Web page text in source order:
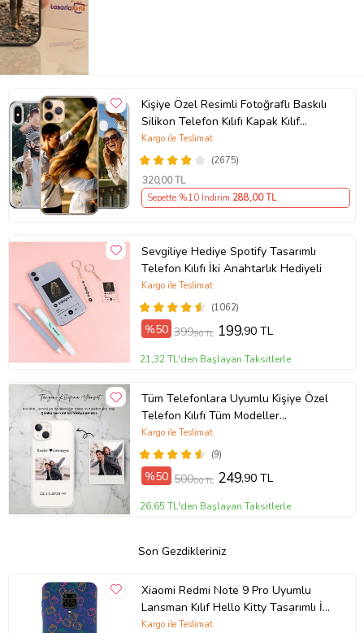
Kişiye Özel Resimli Fotoğraflı Baskılı
Silikon Telefon Kılıfı Kapak Kılıf
(Telefon Modelleri Açıklamada)
(2675)
Kargo ile Teslimat
320,00 TL
Sepette %10 İndirim 288,00 TL
Sevgiliye Hediye Spotify Tasarımlı
Telefon Kılıfı İki Anahtarlık Hediyeli
(1062)
Kargo ile Teslimat
%50 399,90 TL 199,90 TL
21,32 TL'den Başlayan Taksitlerle
Tüm Telefonlara Uyumlu Kişiye Özel
Telefon Kılıfı Tüm Modeller
Açıklamada
(9)
Kargo ile Teslimat
%50 500,00 TL 249,90 TL
26,65 TL'den Başlayan Taksitlerle
Son Gezdikleriniz
Xiaomi Redmi Note 9 Pro Uyumlu
Lansman Kılıf Hello Kitty Tasarımlı İçi
Kadife Kapak-Lacivert (Şeffaf)
Kargo ile Teslimat